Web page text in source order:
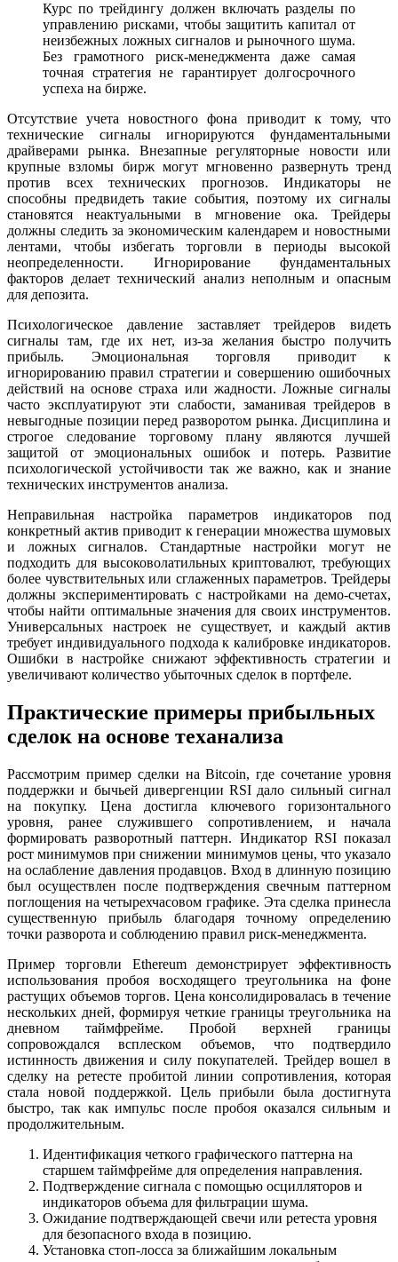
Курс по трейдингу должен включать разделы по
управлению рисками, чтобы защитить капитал от
неизбежных ложных сигналов и рыночного шума.
Без грамотного риск-менеджмента даже самая
точная стратегия не гарантирует долгосрочного
успеха на бирже.
Отсутствие учета новостного фона приводит к тому, что
технические сигналы игнорируются фундаментальными
драйверами рынка. Внезапные регуляторные новости или
крупные взломы бирж могут мгновенно развернуть тренд
против всех технических прогнозов. Индикаторы не
способны предвидеть такие события, поэтому их сигналы
становятся неактуальными в мгновение ока. Трейдеры
должны следить за экономическим календарем и новостными
лентами, чтобы избегать торговли в периоды высокой
неопределенности. Игнорирование фундаментальных
факторов делает технический анализ неполным и опасным
для депозита.
Психологическое давление заставляет трейдеров видеть
сигналы там, где их нет, из-за желания быстро получить
прибыль. Эмоциональная торговля приводит к
игнорированию правил стратегии и совершению ошибочных
действий на основе страха или жадности. Ложные сигналы
часто эксплуатируют эти слабости, заманивая трейдеров в
невыгодные позиции перед разворотом рынка. Дисциплина и
строгое следование торговому плану являются лучшей
защитой от эмоциональных ошибок и потерь. Развитие
психологической устойчивости так же важно, как и знание
технических инструментов анализа.
Неправильная настройка параметров индикаторов под
конкретный актив приводит к генерации множества шумовых
и ложных сигналов. Стандартные настройки могут не
подходить для высоковолатильных криптовалют, требующих
более чувствительных или сглаженных параметров. Трейдеры
должны экспериментировать с настройками на демо-счетах,
чтобы найти оптимальные значения для своих инструментов.
Универсальных настроек не существует, и каждый актив
требует индивидуального подхода к калибровке индикаторов.
Ошибки в настройке снижают эффективность стратегии и
увеличивают количество убыточных сделок в портфеле.
Практические примеры прибыльных
сделок на основе теханализа
Рассмотрим пример сделки на Bitcoin, где сочетание уровня
поддержки и бычьей дивергенции RSI дало сильный сигнал
на покупку. Цена достигла ключевого горизонтального
уровня, ранее служившего сопротивлением, и начала
формировать разворотный паттерн. Индикатор RSI показал
рост минимумов при снижении минимумов цены, что указало
на ослабление давления продавцов. Вход в длинную позицию
был осуществлен после подтверждения свечным паттерном
поглощения на четырехчасовом графике. Эта сделка принесла
существенную прибыль благодаря точному определению
точки разворота и соблюдению правил риск-менеджмента.
Пример торговли Ethereum демонстрирует эффективность
использования пробоя восходящего треугольника на фоне
растущих объемов торгов. Цена консолидировалась в течение
нескольких дней, формируя четкие границы треугольника на
дневном таймфрейме. Пробой верхней границы
сопровождался всплеском объемов, что подтвердило
истинность движения и силу покупателей. Трейдер вошел в
сделку на ретесте пробитой линии сопротивления, которая
стала новой поддержкой. Цель прибыли была достигнута
быстро, так как импульс после пробоя оказался сильным и
продолжительным.
Идентификация четкого графического паттерна на
старшем таймфрейме для определения направления.
Подтверждение сигнала с помощью осцилляторов и
индикаторов объема для фильтрации шума.
Ожидание подтверждающей свечи или ретеста уровня
для безопасного входа в позицию.
Установка стоп-лосса за ближайшим локальным